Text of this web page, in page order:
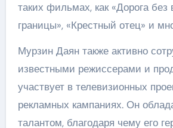
таких фильмах, как «Дорога без
границы», «Крестный отец» и
Мурзин Даян также активно
известными режиссерами и
участвует в телевизионных
рекламных кампаниях. Он
талантом, благодаря чему его